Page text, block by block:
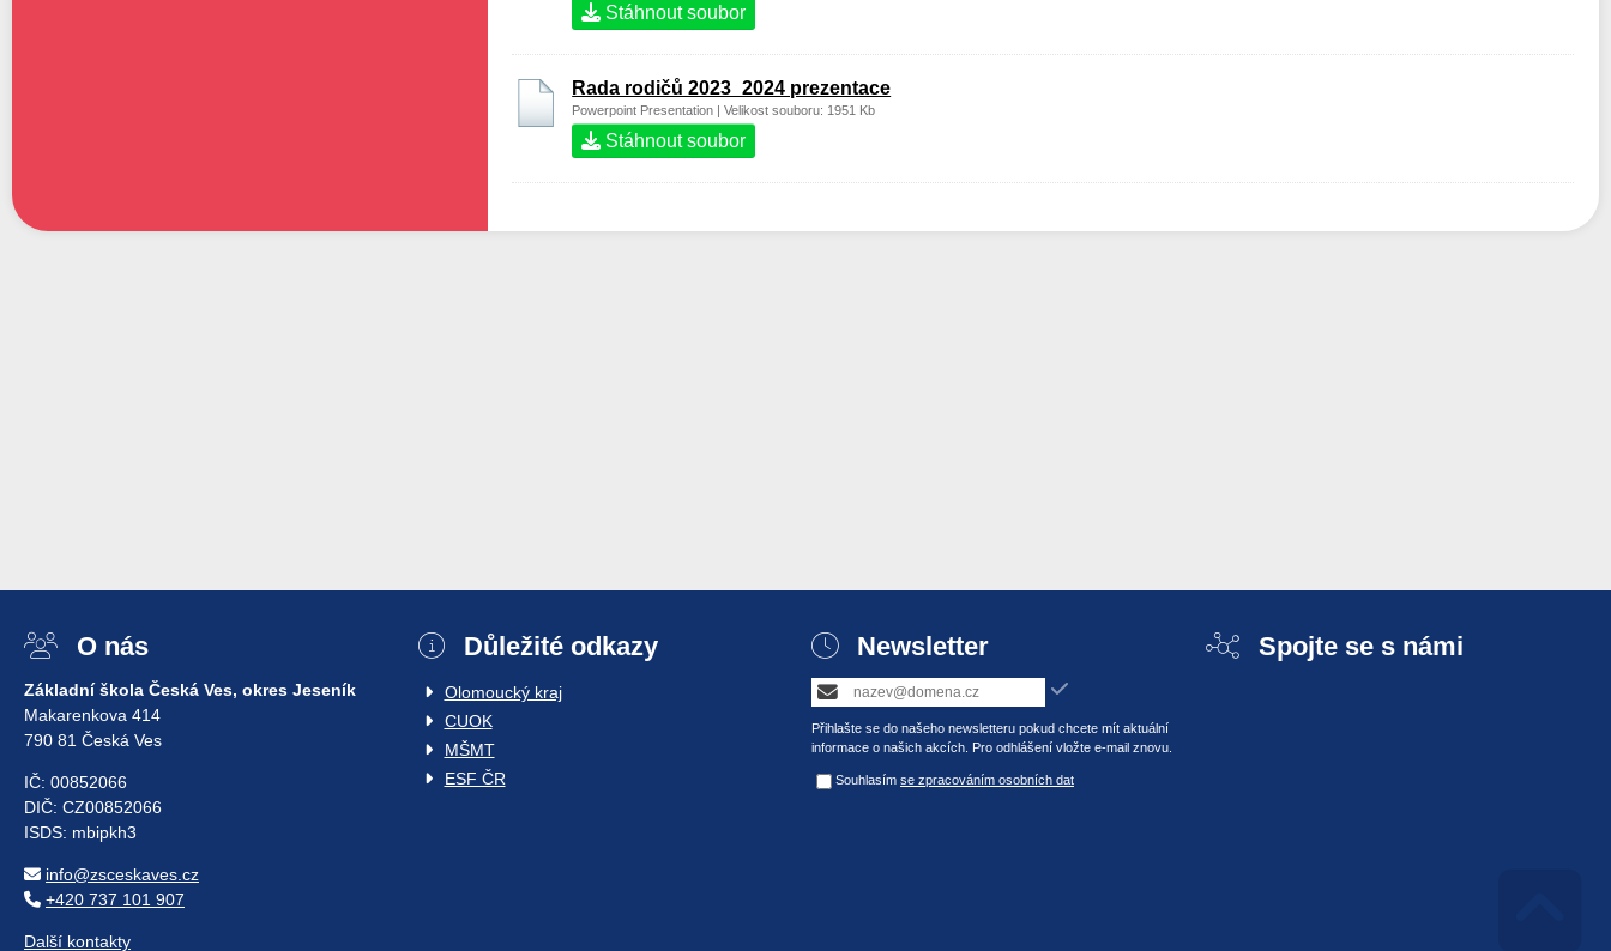
Stáhnout soubor
Rada rodičů 2023_2024 prezentace
Powerpoint Presentation | Velikost souboru: 1951 Kb
Stáhnout soubor
O nás
Základní škola Česká Ves, okres Jeseník
Makarenkova 414
790 81 Česká Ves
IČ: 00852066
DIČ: CZ00852066
ISDS: mbipkh3
info@zsceskaves.cz
+420 737 101 907
Další kontakty
Důležité odkazy
Olomoucký kraj
CUOK
MŠMT
ESF ČR
Newsletter
Přihlašte se do našeho newsletteru pokud chcete mít aktuální
informace o našich akcích. Pro odhlášení vložte e-mail znovu.
Souhlasím se zpracováním osobních dat
Spojte se s námi